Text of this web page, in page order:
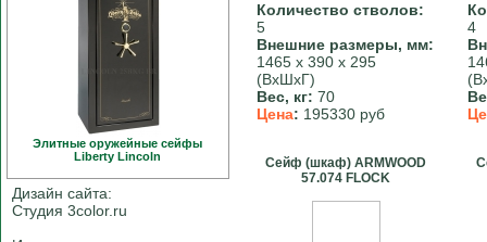
Элитные оружейные сейфы
Liberty Linсoln
Дизайн сайта:
Студия 3color.ru
Количество стволов:
5
Внешние размеры, мм:
1465 х 390 х 295
(ВхШхГ)
Вес, кг: 70
Цена: 195330 руб
4
Сейф (шкаф) ARMWOOD
57.074 FLOCK